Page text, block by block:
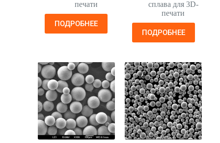
печати
ПОДРОБНЕЕ
сплава для 3D-
печати
ПОДРОБНЕЕ